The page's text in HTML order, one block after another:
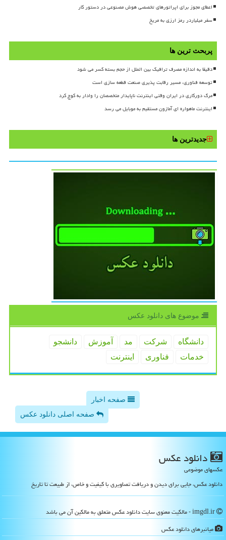
اعطای مجوز برای اپراتورهای تخصصی هوش مصنوعی در دستور کار
سفر میلیاردر رمز ارزی به مریخ
پربحث ترین ها
دقیقا به اندازه مصرف ترافیک بین الملل از حجم بسته کسر می شود
توسعه فناوری، مسیر رقابت پذیری صنعت قطعه سازی است
مرگ دورکاری در ایران وقتی اینترنت ناپایدار متخصصان را وادار به کوچ کرد
اینترنت ماهواره ای آمازون مستقیم به موبایل می رسد
جدیدترین ها
موضوع های دانلود عكس
دانشگاه شركت مد آموزش
دانشجو
خدمات
فناوری اینترنت
صفحه اخبار
صفحه اصلی دانلود عکس
دانلود عكس
عکسهای موضوعی
دانلود عکس، جایی برای دیدن و دریافت تصاویری با کیفیت و خاص، از طبیعت تا تاریخ
میانبرهای دانلود عكس